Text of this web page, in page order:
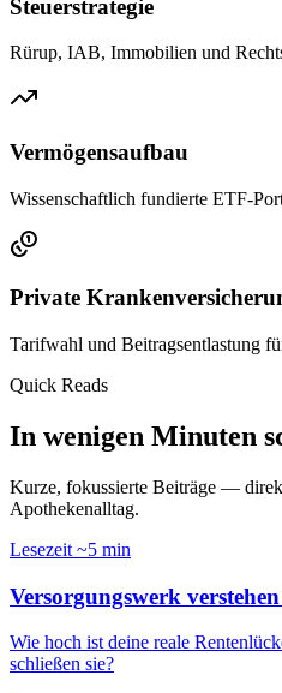
Steuerstrategie
Rürup, IAB, Immobilien und
Vermögensaufbau
Wissenschaftlich fundierte ETF-
Private
Tarifwahl und Beitragsentlastung
Quick Reads
In wenigen Minuten
Kurze, fokussierte Beiträge —
Apothekenalltag.
Lesezeit ~5 min
Versorgungswerk
Wie hoch ist deine reale
schließen sie?